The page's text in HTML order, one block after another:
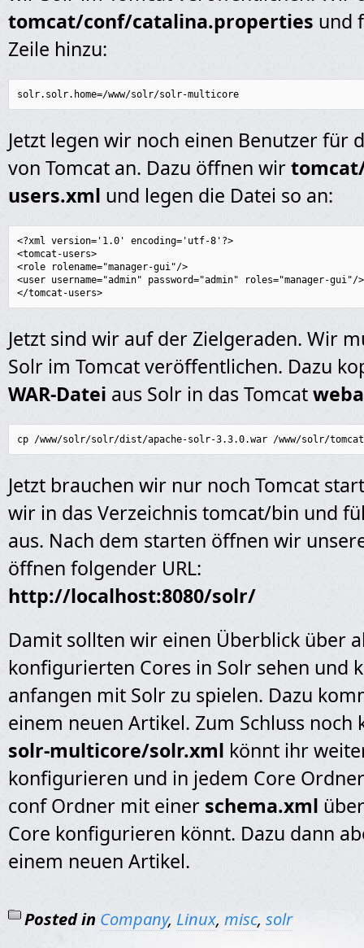
tomcat/conf/catalina.properties und
Zeile hinzu:
solr.solr.home=/www/solr/solr-multicore
Jetzt legen wir noch einen Benutzer für
von Tomcat an. Dazu öffnen wir
users.xml und legen die Datei so an:
<?xml version='1.0' encoding='utf-8'?>
<tomcat-users>
<role rolename="manager-gui"/>
<user username="admin" password="admin" roles="manager-gui"/>
</tomcat-users>
Jetzt sind wir auf der Zielgeraden. Wir
Solr im Tomcat veröffentlichen. Dazu
WAR-Datei aus Solr in das Tomcat
cp /www/solr/solr/dist/apache-solr-3.3.0.war /www/solr/
Jetzt brauchen wir nur noch Tomcat
wir in das Verzeichnis tomcat/bin und
aus. Nach dem starten öffnen wir
öffnen folgender URL:
http://localhost:8080/solr/
Damit sollten wir einen Überblick über
konfigurierten Cores in Solr sehen und
anfangen mit Solr zu spielen. Dazu
einem neuen Artikel. Zum Schluss noch
solr-multicore/solr.xml könnt ihr
konfigurieren und in jedem Core
conf Ordner mit einer schema.xml
Core konfigurieren könnt. Dazu dann
einem neuen Artikel.
Posted in Company, Linux, misc, solr